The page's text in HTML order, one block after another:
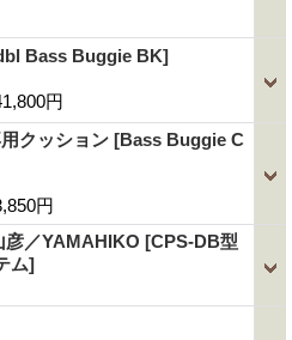
Bass Buggie BK]
円
クッション [Bass Buggie C
円
彦／YAMAHIKO [CPS-DB型
ム]